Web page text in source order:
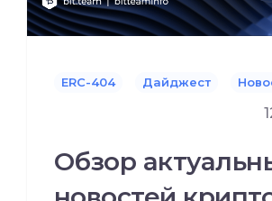
ERC-404 Дайджест
Обзор